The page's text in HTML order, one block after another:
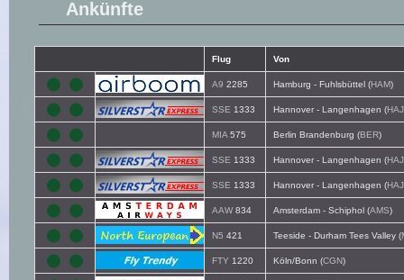
Ankünfte
Flug Von
A9 2285 Hamburg - Fuhlsbüttel (HAM)
SSE 1333 Hannover - Langenhagen (HAJ
MIA 575 Berlin Brandenburg (BER)
SSE 1333 Hannover - Langenhagen (HAJ
SSE 1333 Hannover - Langenhagen (HAJ
AAW834 Amsterdam - Schiphol (AMS)
N5 421 Teeside - Durham Tees Valley (
FTY 1220 Köln/Bonn (CGN)